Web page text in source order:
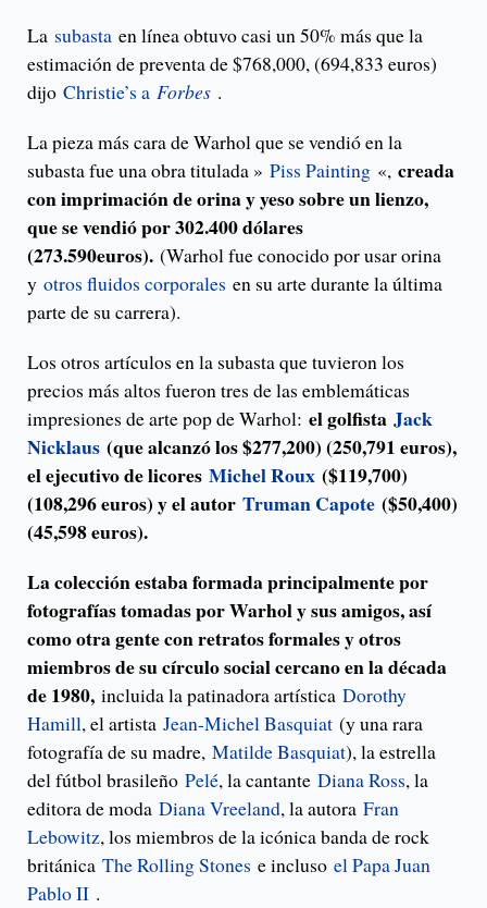
La subasta en línea obtuvo casi un 50% más que la
estimación de preventa de $768,000, (694,833 euros)
dijo Christie’s a Forbes .
La pieza más cara de Warhol que se vendió en la
subasta fue una obra titulada » Piss Painting «, creada
con imprimación de orina y yeso sobre un lienzo,
que se vendió por 302.400 dólares
(273.590euros). (Warhol fue conocido por usar orina
y otros fluidos corporales en su arte durante la última
parte de su carrera).
Los otros artículos en la subasta que tuvieron los
precios más altos fueron tres de las emblemáticas
impresiones de arte pop de Warhol: el golfista Jack
Nicklaus (que alcanzó los $277,200) (250,791 euros),
el ejecutivo de licores Michel Roux ($119,700)
(108,296 euros) y el autor Truman Capote ($50,400)
(45,598 euros).
La colección estaba formada principalmente por
fotografías tomadas por Warhol y sus amigos, así
como otra gente con retratos formales y otros
miembros de su círculo social cercano en la década
de 1980, incluida la patinadora artística Dorothy
Hamill, el artista Jean-Michel Basquiat (y una rara
fotografía de su madre, Matilde Basquiat), la estrella
del fútbol brasileño Pelé, la cantante Diana Ross, la
editora de moda Diana Vreeland, la autora Fran
Lebowitz, los miembros de la icónica banda de rock
británica The Rolling Stones e incluso el Papa Juan
Pablo II .